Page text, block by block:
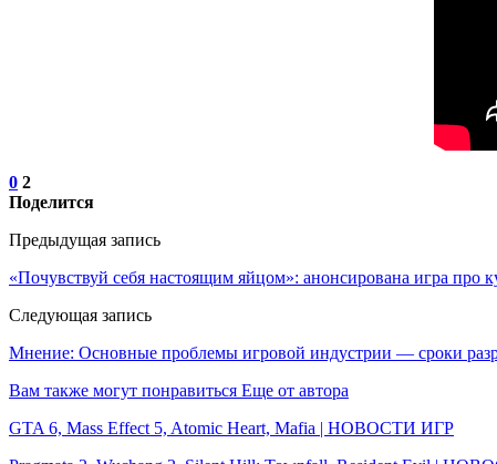
0 2
Поделится
Предыдущая запись
«Почувствуй себя настоящим яйцом»: анонсирована игра про
Следующая запись
Мнение: Основные проблемы игровой индустрии — сроки
Вам также могут понравиться Еще от автора
GTA 6, Mass Effect 5, Atomic Heart, Mafia | НОВОСТИ ИГР